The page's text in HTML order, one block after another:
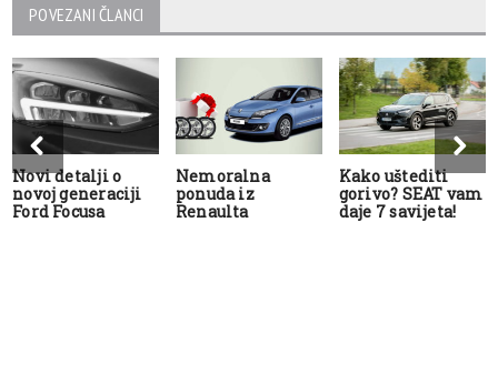
POVEZANI ČLANCI
Novi detalji o
novoj generaciji
Ford Focusa
Nemoralna
ponuda iz
Renaulta
Kako uštediti
gorivo? SEAT vam
daje 7 savijeta!